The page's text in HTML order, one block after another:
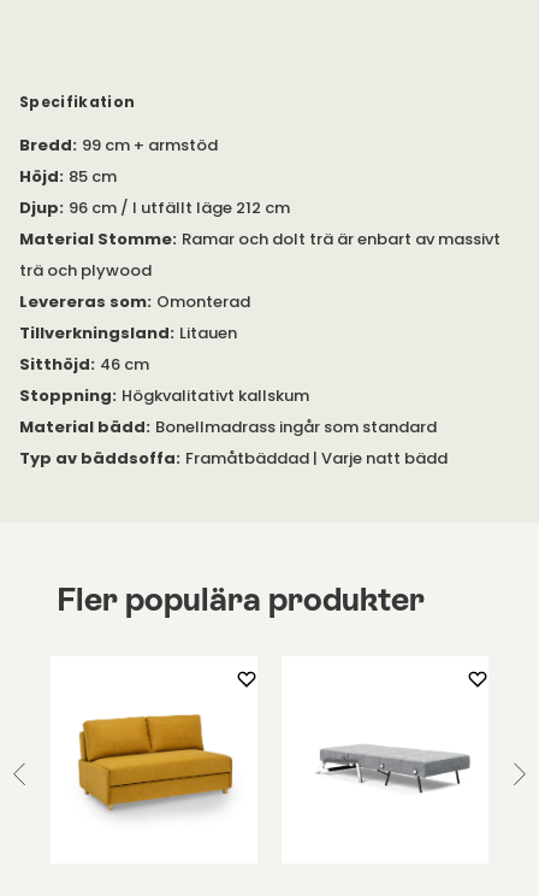
standard.
Observera att bredden är
mäter från 2 - 28 cm. Tips! Armstöd Store kommer med plats
för förvaring.
På bilden visas soffan med armstöd - Nobel som är 11 cm
styck.
Önskar du prydnadskuddar eller nackstöd till soffan?
Dessa hittar du under egna produkter.
olika storlekar och modeller. Se utvalda modeller under
Relaterade produkter. Bedinside är en moduluppbyggd och
går att bygga nästan som man vill.
Specifikation
Bredd: 99 cm + armstöd
Höjd: 85 cm
Djup: 96 cm / I utfällt läge 212 cm
Material Stomme: Ramar och dolt trä är enbart av massivt
trä och plywood
Levereras som: Omonterad
Tillverkningsland: Litauen
Sitthöjd: 46 cm
Stoppning: Högkvalitativt kallskum
Material bädd: Bonellmadrass ingår som standard
Typ av bäddsoffa: Framåtbäddad | Varje natt bädd
Fler populära produkter